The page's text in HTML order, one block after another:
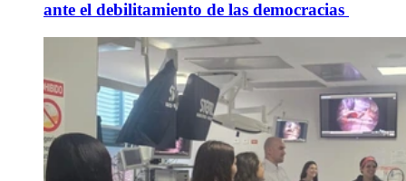
ante el debilitamiento de las democracias